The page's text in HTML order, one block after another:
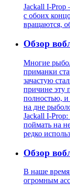
Jackall I-
с обоих
вращаются,
Обзор
Многие
приманки
зачастую
причине эту
полностью, и
на дне
Jackall I-
поймать на
редко
Обзор
В наше
огромным